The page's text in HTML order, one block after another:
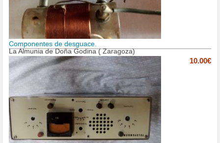
Componentes de desguace.
La Almunia de Doña Godina ( Zaragoza)
10.00€